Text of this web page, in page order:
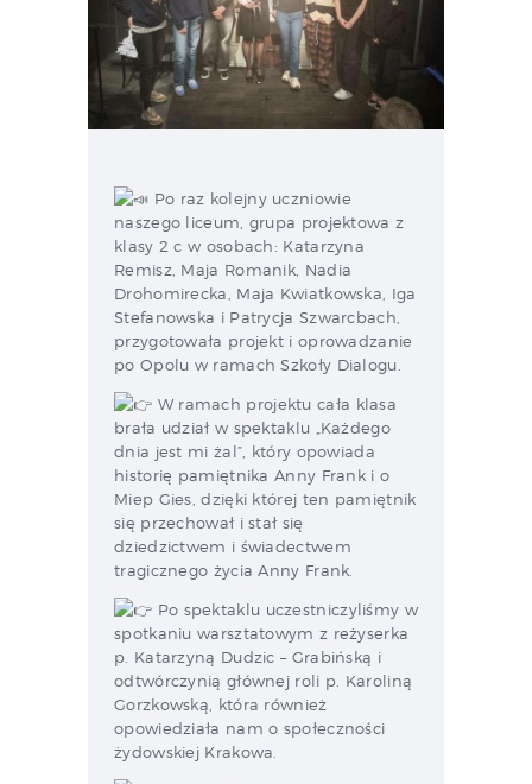
Po raz kolejny uczniowie
naszego liceum, grupa projektowa z
klasy 2 c w osobach: Katarzyna
Remisz, Maja Romanik, Nadia
Drohomirecka, Maja Kwiatkowska, Iga
Stefanowska i Patrycja Szwarcbach,
przygotowała projekt i oprowadzanie
po Opolu w ramach Szkoły Dialogu.
W ramach projektu cała klasa
brała udział w spektaklu „Każdego
dnia jest mi żal”, który opowiada
historię pamiętnika Anny Frank i o
Miep Gies, dzięki której ten pamiętnik
się przechował i stał się
dziedzictwem i świadectwem
tragicznego życia Anny Frank.
Po spektaklu uczestniczyliśmy w
spotkaniu warsztatowym z reżyserka
p. Katarzyną Dudzic – Grabińską i
odtwórczynią głównej roli p. Karoliną
Gorzkowską, która również
opowiedziała nam o społeczności
żydowskiej Krakowa.